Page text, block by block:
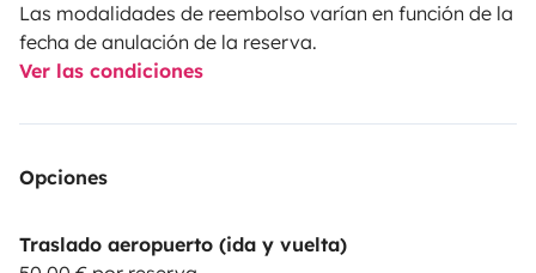
Las modalidades de reembolso varían en función de la
fecha de anulación de la reserva.
Ver las condiciones
Opciones
Traslado aeropuerto (ida y vuelta)